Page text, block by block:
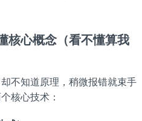
核心概念（看不懂算我
不知道原理，稍微报错就束手
核心技术：